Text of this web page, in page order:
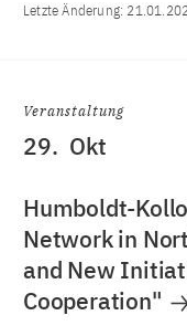
Letzte Änderung:
Veranstaltung
29. Okt
Humboldt-
Network in
and New
Cooperation"